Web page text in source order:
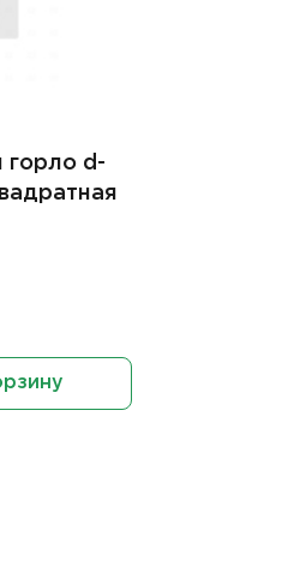
горло d-